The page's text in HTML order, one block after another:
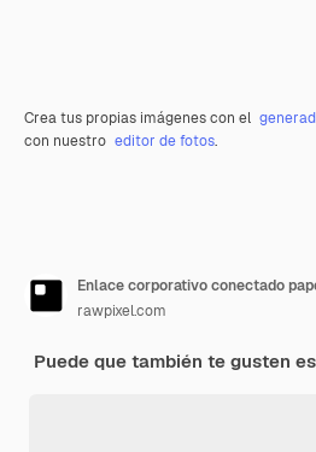
Crea tus propias imágenes con el
con nuestro editor de fotos.
Enlace corporativo conectado
rawpixel.com
Puede que también te gusten